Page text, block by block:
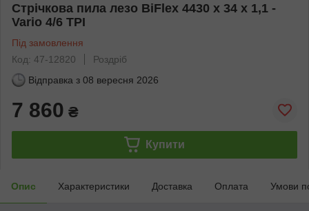
Стрічкова пила лезо BiFlex 4430 x 34 x 1,1 -
Vario 4/6 TPI
Під замовлення
Код: 47-12820
Роздріб
Відправка з 08 вересня 2026
7 860 ₴
Купити
Опис Характеристики Доставка Оплата Умови